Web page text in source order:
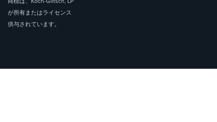
が所有またはライセンス
供与されています。